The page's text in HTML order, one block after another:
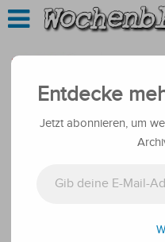
Entdecke
Jetzt abonnieren, um